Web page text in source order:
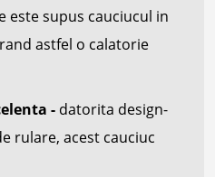
este supus cauciucul in
astfel o calatorie
- datorita design-
rulare, acest cauciuc